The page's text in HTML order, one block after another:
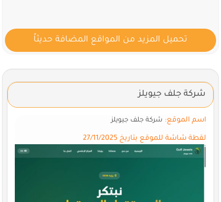
تحميل المزيد من المواقع المضافة حديثاً
شركة جلف جيويلز
اسم الموقع:شركة جلف جيويلز
لقطة شاشة للموقع بتاريخ 27/11/2025